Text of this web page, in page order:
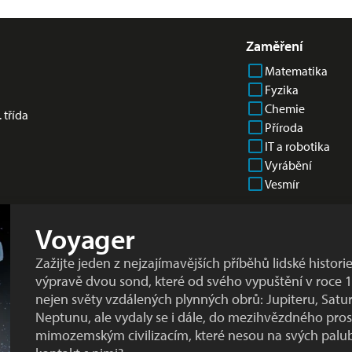
třída
Zaměření
Matematika
Fyzika
Chemie
Příroda
IT a robotika
Vyrábění
Vesmír
Voyager
Zažijte jeden z nejzajímavějších příběhů lidské
výpravě dvou sond, které od svého vypuštění v roce
nejen světy vzdálených plynných obrů: Jupiteru,
Neptunu, ale vydaly se i dále, do mezihvězdného
mimozemským civilizacím, které nesou na svých